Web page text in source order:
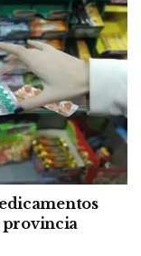
provincia